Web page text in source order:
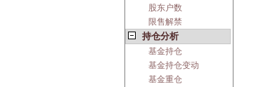
股东户数
限售解禁
持仓分析
基金持仓
基金持仓变动
基金重仓